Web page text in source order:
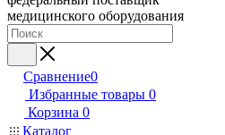
медицинского оборудования
Сравнение0
Избранные товары 0
Корзина 0
Каталог